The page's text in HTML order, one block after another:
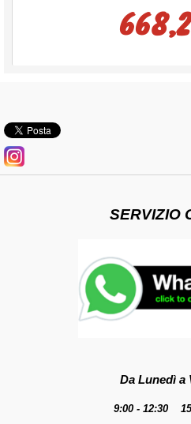
SERVIZIO
Da Lunedì a
9:00 - 12:30